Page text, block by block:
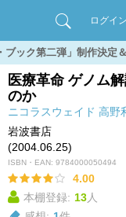
ログイン
ブック第二弾」制作決定
医療革命 ゲノム
のか
ニコラスウェイド 高野
岩波書店
(2004.06.25)
ISBN・EAN: 9784000050494
4.00
本棚登録: 13人